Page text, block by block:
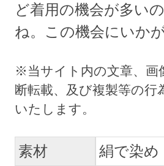
ど着用の機会が多い
ね。この機会にいか
素材
絹で染め